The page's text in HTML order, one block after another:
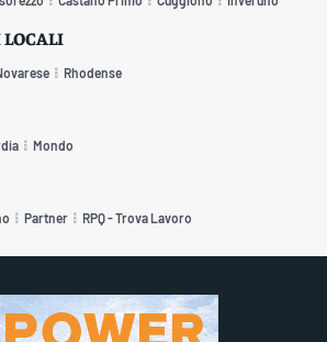
LOCALI
Rhodense
Mondo
Partner RPQ - Trova Lavoro